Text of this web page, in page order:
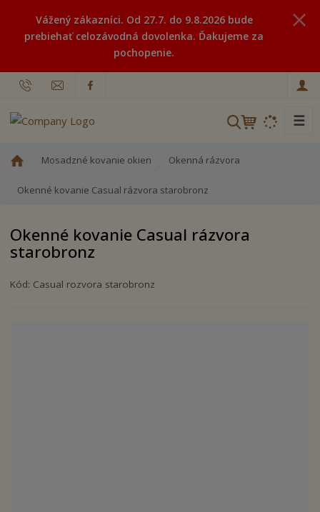
Vážený zákazníci. Od 27.7. do 9.8.2026 bude
prebiehať celozávodná dovolenka. Ďakujeme za
pochopenie.
V
v
☰
o
á
s
r
Mosadzné kovanie okien Okenná rázvora
Okenné kovanie Casual rázvora starobronz
Okenné kovanie Casual rázvora
starobronz
Kód: Casual rozvora starobronz